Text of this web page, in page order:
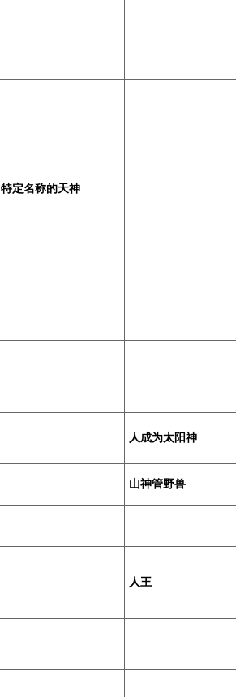
特定名称的天神
人成为太阳神
山神管野兽
人王